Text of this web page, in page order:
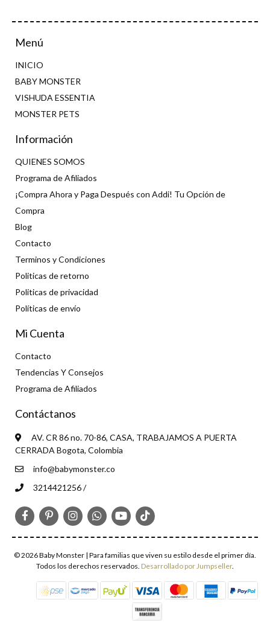
Menú
INICIO
BABY MONSTER
VISHUDA ESSENTIA
MONSTER PETS
Información
QUIENES SOMOS
Programa de Afiliados
¡Compra Ahora y Paga Después con Addi! Tu Opción de
Compra
Blog
Contacto
Terminos y Condiciones
Politicas de retorno
Politicas de privacidad
Políticas de envío
Mi Cuenta
Contacto
Tendencias Y Consejos
Programa de Afiliados
Contáctanos
AV. CR 86 no. 70-86, CASA, TRABAJAMOS A PUERTA
CERRADA Bogota, Colombia
info@babymonster.co
3214421256 /
© 2026 Baby Monster | Para familias que viven su estilo desde el primer día.
Todos los derechos reservados. Desarrollado por Jumpseller.